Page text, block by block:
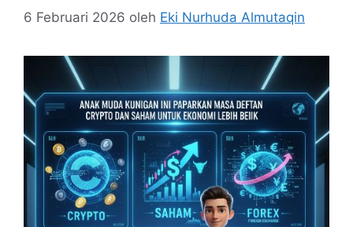
6 Februari 2026 oleh Eki Nurhuda Almutaqin